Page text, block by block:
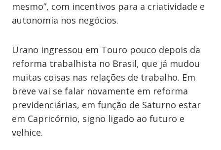
mesmo”, com incentivos para a criatividade e
autonomia nos negócios.
Urano ingressou em Touro pouco depois da
reforma trabalhista no Brasil, que já mudou
muitas coisas nas relações de trabalho. Em
breve vai se falar novamente em reforma
previdenciárias, em função de Saturno estar
em Capricórnio, signo ligado ao futuro e
velhice.